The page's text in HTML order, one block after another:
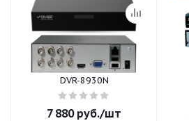
DVR-8930N
7 880руб./шт